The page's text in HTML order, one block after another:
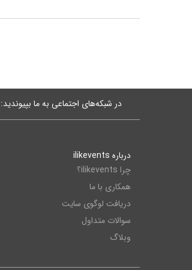
در شبکه‌های اجتماعی به ما بپیوندید:
درباره ilikevents
چرا ilikevents؟
همکاری با ما
دریافت لوگوی سایت
سوالات متداول
وبلاگ